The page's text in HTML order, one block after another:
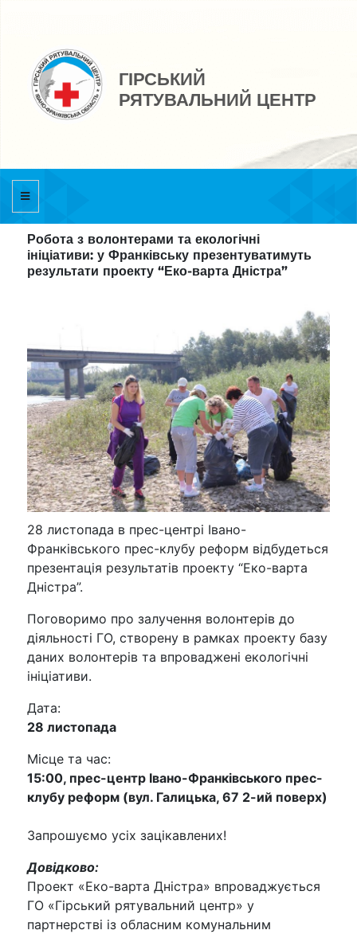
ГІРСЬКИЙ
РЯТУВАЛЬНИЙ ЦЕНТР
Робота з волонтерами та екологічні
ініціативи: у Франківську презентуватимуть
результати проекту “Еко-варта Дністра”
28 листопада в прес-центрі Івано-
Франківського прес-клубу реформ відбудеться
презентація результатів проекту “Еко-варта
Дністра”.
Поговоримо про залучення волонтерів до
діяльності ГО, створену в рамках проекту базу
даних волонтерів та впроваджені екологічні
ініціативи.
Дата:
28 листопада
Місце та час:
15:00, прес-центр Івано-Франківського прес-
клубу реформ (вул. Галицька, 67 2-ий поверх)
Запрошуємо усіх зацікавлених!
Довідково:
Проект «Еко-варта Дністра» впроваджується
ГО «Гірський рятувальний центр» у
партнерстві із обласним комунальним